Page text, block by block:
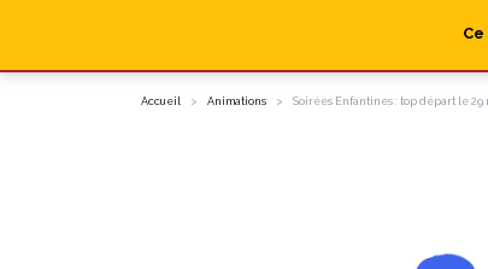
Accueil Animations Soirées Enfantines : top départ le 29